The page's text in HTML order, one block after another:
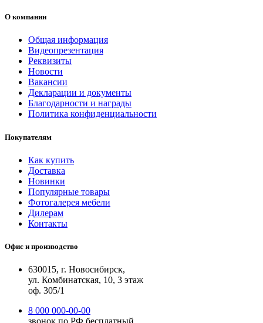
О компании
Общая информация
Видеопрезентация
Реквизиты
Новости
Вакансии
Декларации и документы
Благодарности и награды
Политика конфиденциальности
Покупателям
Как купить
Доставка
Новинки
Популярные товары
Фотогалерея мебели
Дилерам
Контакты
Офис и производство
630015, г. Новосибирск,
ул. Комбинатская, 10, 3 этаж
оф. 305/1
8 000 000-00-00
звонок по РФ бесплатный